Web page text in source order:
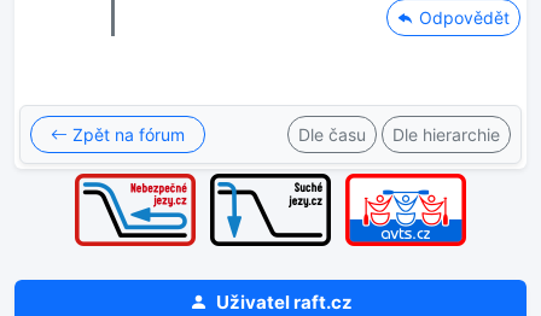
Odpovědět
Zpět na fórum Dle času Dle hierarchie
Uživatelraft.cz